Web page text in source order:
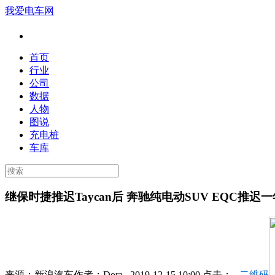
我爱电车网
首页
行业
公司
数据
人物
图说
充电桩
车库
继保时捷推迟Taycan后 奔驰纯电动SUV EQC推迟